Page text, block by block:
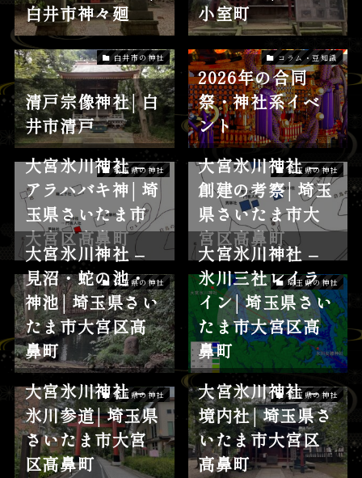
白井市神々廻
小室町
白井市の神社
清戸宗像神社│白
井市清戸
コラム・豆知識
2026年の合同
祭・神社系イベ
ント
埼玉県の神社
大宮氷川神社 –
アラハバキ神│埼
玉県さいたま市
大宮区高鼻町
埼玉県の神社
大宮氷川神社 –
創建の考察│埼玉
県さいたま市大
宮区高鼻町
埼玉県の神社
大宮氷川神社 –
見沼・蛇の池・
神池│埼玉県さい
たま市大宮区高
鼻町
埼玉県の神社
大宮氷川神社 –
氷川三社レイラ
イン│埼玉県さい
たま市大宮区高
鼻町
埼玉県の神社
大宮氷川神社 –
氷川参道│埼玉県
さいたま市大宮
区高鼻町
埼玉県の神社
大宮氷川神社 –
境内社│埼玉県さ
いたま市大宮区
高鼻町